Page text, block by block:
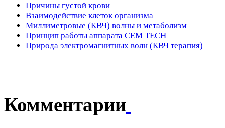
Причины густой крови
Взаимодействие клеток организма
Миллиметровые (КВЧ) волны и метаболизм
Принцип работы аппарата СЕМ ТЕСН
Природа электромагнитных волн (КВЧ терапия)
Комментарии